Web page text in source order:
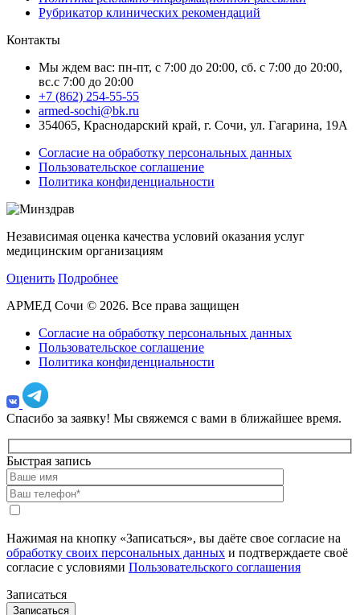
Рубрикатор клинических рекомендаций
Контакты
Мы ждем вас: пн-пт, с 7:00 до 20:00, сб. с 7:00 до 20:00,
вс.с 7:00 до 20:00
+7 (862) 254-55-55
armed-sochi@bk.ru
354065, Краснодарский край, г. Сочи, ул. Гагарина, 19А
Согласие на обработку персональных данных
Пользовательское соглашение
Политика конфиденциальности
Независимая оценка качества условий оказания услуг
медицинским организациям
Оценить Подробнее
АРМЕД Сочи © 2026. Все права защищен
Согласие на обработку персональных данных
Пользовательское соглашение
Политика конфиденциальности
Спасибо за заявку! Мы свяжемся с вами в ближайшее время.
Быстрая запись
Нажимая на кнопку «Записаться», вы даёте свое согласие на
обработку своих персональных данных и подтверждаете своё
согласие с условиями Пользовательского соглашения
Записаться